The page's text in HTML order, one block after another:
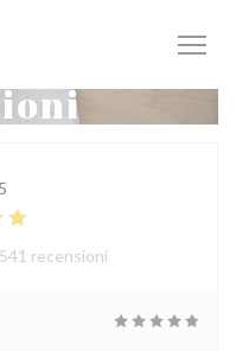
recensioni